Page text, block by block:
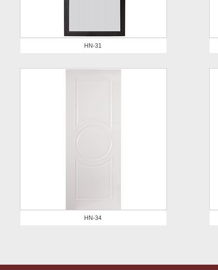
HN-31
HN-34